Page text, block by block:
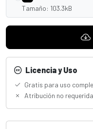
Tamaño: 103.3kB
Licencia y Uso
Gratis para uso
Atribución no requerida